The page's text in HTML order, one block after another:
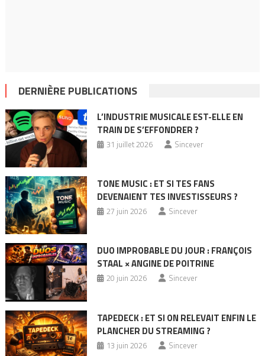
DERNIÈRE PUBLICATIONS
L’INDUSTRIE MUSICALE EST-ELLE EN
TRAIN DE S’EFFONDRER ?
31 juillet 2026 Sincever
TONE MUSIC : ET SI TES FANS
DEVENAIENT TES INVESTISSEURS ?
27 juin 2026 Sincever
DUO IMPROBABLE DU JOUR : FRANÇOIS
STAAL × ANGINE DE POITRINE
20 juin 2026 Sincever
TAPEDECK : ET SI ON RELEVAIT ENFIN LE
PLANCHER DU STREAMING ?
13 juin 2026 Sincever